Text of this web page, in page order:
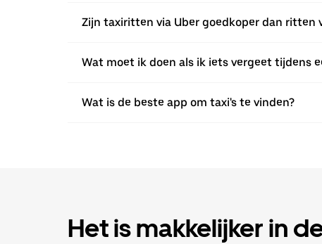
Zijn taxiritten via Uber goedkoper dan ritten
Wat moet ik doen als ik iets vergeet tijdens
Wat is de beste app om taxi's te vinden?
Het is makkelijker in